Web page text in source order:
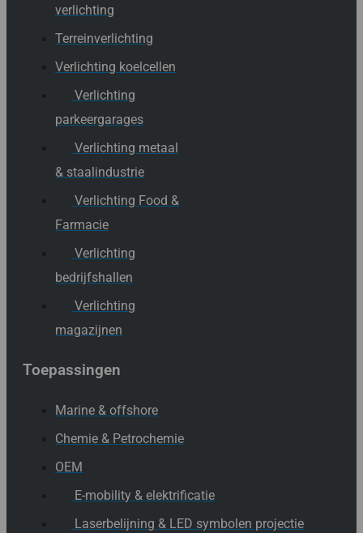
verlichting
Terreinverlichting
Verlichting koelcellen
Verlichting
parkeergarages
Verlichting metaal
& staalindustrie
Verlichting Food &
Farmacie
Verlichting
bedrijfshallen
Verlichting
magazijnen
Toepassingen
Marine & offshore
Chemie & Petrochemie
OEM
E-mobility & elektrificatie
Laserbelijning & LED symbolen projectie